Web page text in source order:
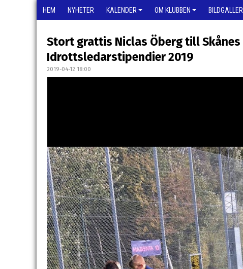
HEM NYHETER KALENDER OM KLUBBEN BILDGALLERI
Stort grattis Niclas Öberg till Skånes
Idrottsledarstipendier 2019
2019-04-12 18:00